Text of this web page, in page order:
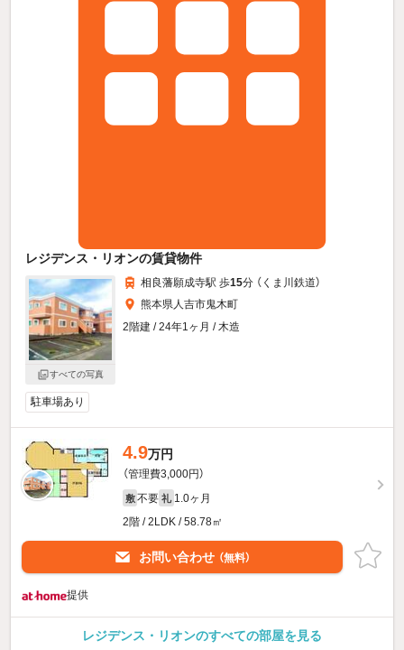
レジデンス・リオンの賃貸物件
すべての写真
相良藩願成寺駅 歩15分 （くま川鉄道）
熊本県人吉市鬼木町
2階建 / 24年1ヶ月 / 木造
駐車場あり
4.9万円
（管理費3,000円）
敷 不要 礼 1.0ヶ月
2階 / 2LDK / 58.78㎡
お問い合わせ （無料）
提供
レジデンス・リオンのすべての部屋を見る